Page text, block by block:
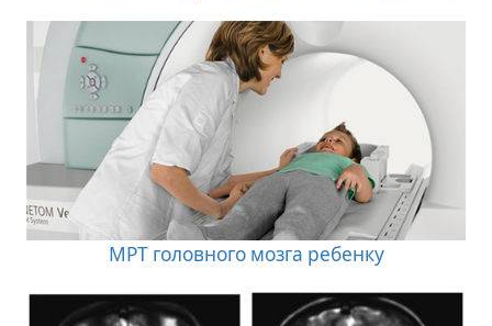
МРТ головного мозга ребенку